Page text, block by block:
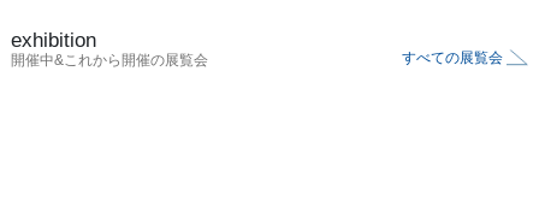
exhibition
開催中&これから開催の展覧会 すべての展覧会